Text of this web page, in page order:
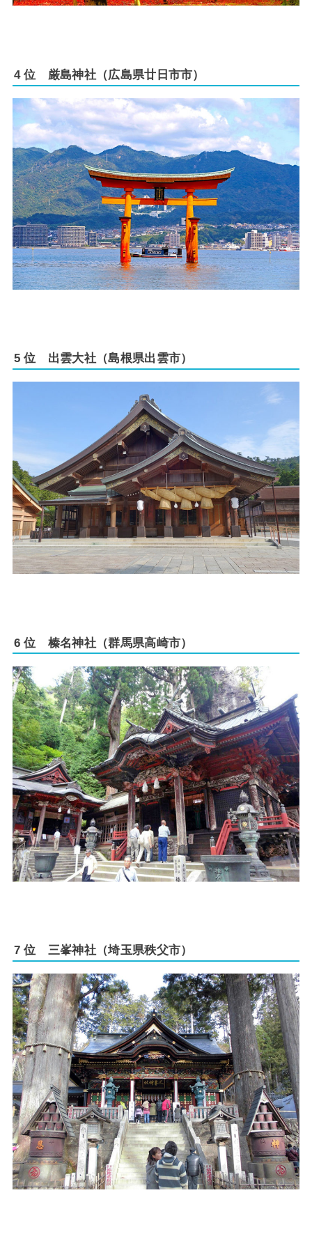
4 位 厳島神社（広島県廿日市市）
5 位 出雲大社（島根県出雲市）
6 位 榛名神社（群馬県高崎市）
7 位 三峯神社（埼玉県秩父市）